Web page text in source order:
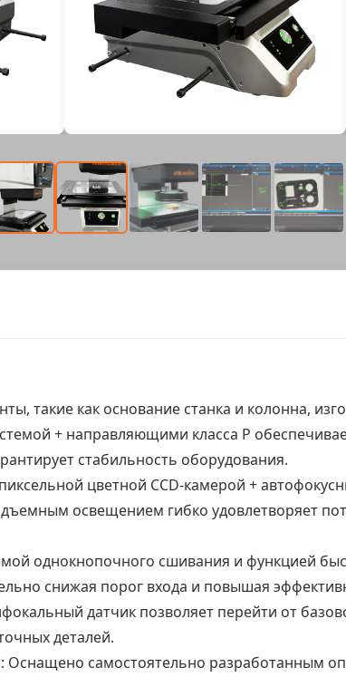
такие как основание станка и колонна,
+ направляющими класса P
стабильность оборудования.
цветной CCD-камерой +
освещением гибко удовлетворяет
однокнопочного сшивания и функцией
снижая порог входа и повышая
датчик позволяет перейти от
деталей.
Оснащено самостоятельно разработанным